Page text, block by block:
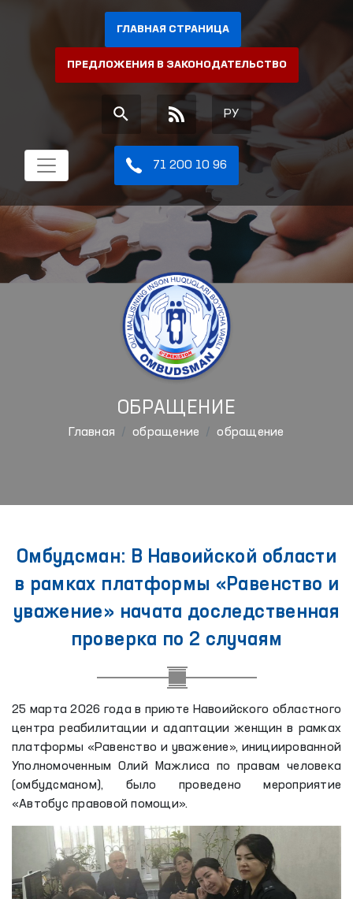
ГЛАВНАЯ СТРАНИЦА
ПРЕДЛОЖЕНИЯ В ЗАКОНОДАТЕЛЬСТВО
РУ
71 200 10 96
ОБРАЩЕНИЕ
Главная обращение обращение
Омбудсман: В Навоийской области
в рамках платформы «Равенство и
уважение» начата доследственная
проверка по 2 случаям
25 марта 2026 года в приюте Навоийского областного
центра реабилитации и адаптации женщин в рамках
платформы «Равенство и уважение», инициированной
Уполномоченным Олий Мажлиса по правам человека
(омбудсманом), было проведено мероприятие
«Автобус правовой помощи».